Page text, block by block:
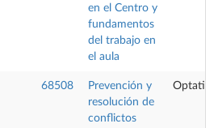
en el Centro y
fundamentos
del trabajo en
el aula
68508
Prevención y
resolución de
conflictos
Optativa